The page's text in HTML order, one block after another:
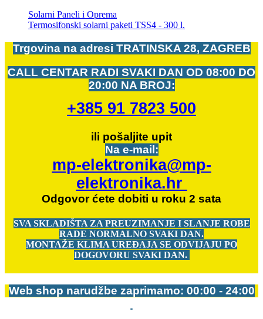
Solarni Paneli i Oprema
Termosifonski solarni paketi TSS4 - 300 l.
Trgovina na adresi TRATINSKA 28, ZAGREB
CALL CENTAR RADI SVAKI DAN OD 08:00 DO
20:00 NA BROJ:
+385 91 7823 500
ili pošaljite upit
Na e-mail:
mp-elektronika@mp-
elektronika.hr
Odgovor ćete dobiti u roku 2 sata
SVA SKLADIŠTA ZA PREUZIMANJE I SLANJE ROBE
RADE NORMALNO SVAKI DAN.
MONTAŽE KLIMA UREĐAJA SE ODVIJAJU PO
DOGOVORU SVAKI DAN.
Web shop narudžbe zaprimamo: 00:00 - 24:00